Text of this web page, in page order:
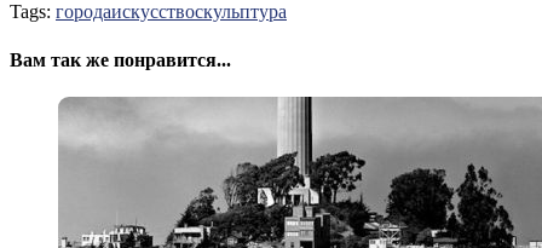
Tags: городаискусствоскульптура
Вам так же понравится...